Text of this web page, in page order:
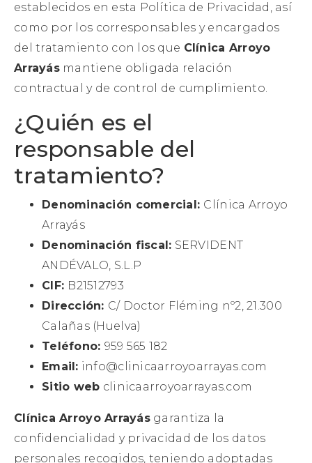
establecidos en esta Política de Privacidad, así
como por los corresponsables y encargados
del tratamiento con los que Clínica Arroyo
Arrayásmantiene obligada relación
contractual y de control de cumplimiento.
¿Quién es el
responsable del
tratamiento?
Denominación comercial: Clínica Arroyo
Arrayás
Denominación fiscal: SERVIDENT
ANDÉVALO, S.L.P
CIF: B21512793
Dirección: C/ Doctor Fléming nº2, 21.300
Calañas (Huelva)
Teléfono: 959 565 182
Email: info@clinicaarroyoarrayas.com
Sitio web clinicaarroyoarrayas.com
Clínica Arroyo Arrayásgarantiza la
confidencialidad y privacidad de los datos
personales recogidos, teniendo adoptadas